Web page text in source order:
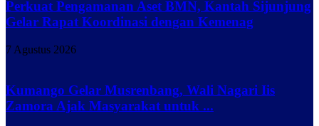
Perkuat Pengamanan Aset BMN, Kantah Sijunjung
Gelar Rapat Koordinasi dengan Kemenag
7 Agustus 2026
Kumango Gelar Musrenbang, Wali Nagari Iis
Zamora Ajak Masyarakat untuk ...